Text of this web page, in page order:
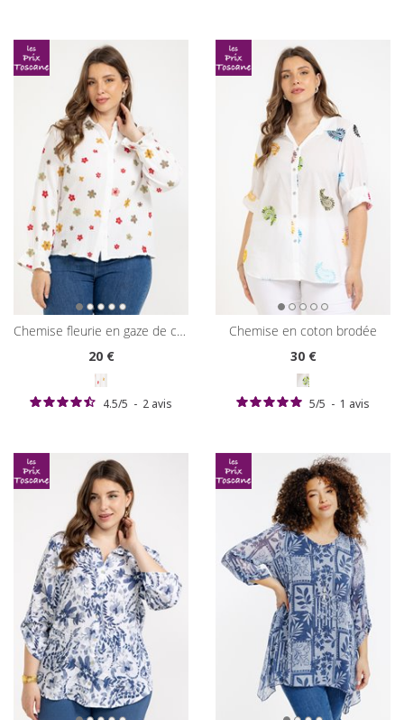
chemise fleurie en gaze de coton
20€
4.5/5 - 2 avis
chemise en coton brodée
30€
5/5 - 1 avis